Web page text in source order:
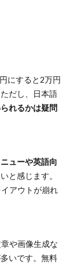
にすると2万円
ただし、日本語
れるかは疑問
ューや英語向
と感じます。
アウトが崩れ
や画像生成な
いです。無料